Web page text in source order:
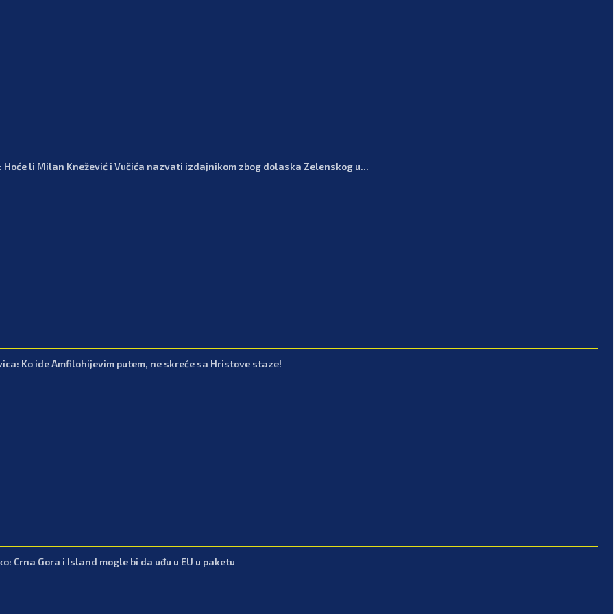
Hoće li Milan Knežević i Vučića nazvati izdajnikom zbog dolaska Zelenskog u...
Ko ide Amfilohijevim putem, ne skreće sa Hristove staze!
Crna Gora i Island mogle bi da uđu u EU u paketu